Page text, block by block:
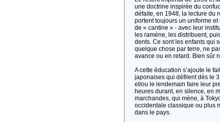
une doctrine inspirée du
défaite, en 1948, la lecture du
portent toujours un uniforme
de « cantine » - avec leur
les ramène, les distribuent,
dents. Ce sont les enfants qui
quelque chose par terre, ne
avance ou en retard. Bien sûr
A cette éducation s’ajoute le
japonaises qui défilent dès le
et/ou le lendemain faire leur
heures durant, en silence, en
marchandes, qui mène, à
occidentale classique ou plus
dans le pays.